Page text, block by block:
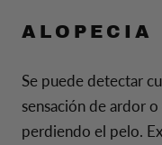
Se puede detectar
sensación de ardor
perdiendo el pelo.